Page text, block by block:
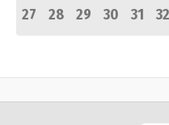
27
28 29 30 31 32